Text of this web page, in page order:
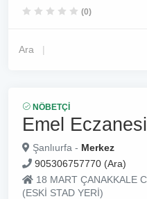
(0)
Ara
NÖBETÇI
Emel Eczanesi
Şanlıurfa - Merkez
905306757770 (Ara)
18 MART ÇANAKKALE
(ESKİ STAD YERİ)